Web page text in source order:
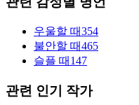
우울할 때354
불안할 때465
슬플 때 147
관련 인기 작가